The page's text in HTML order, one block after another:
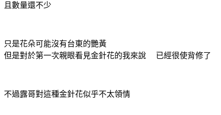
且數量還不少
只是花朵可能沒有台東的艷黃
但是對於第一次親眼看見金針花的我來說 已經很使背修了
不過露哥對這種金針花似乎不太領情